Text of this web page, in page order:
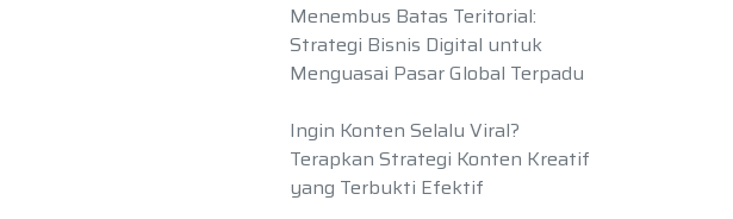
Menembus Batas Teritorial:
Strategi Bisnis Digital untuk
Menguasai Pasar Global Terpadu
Ingin Konten Selalu Viral?
Terapkan Strategi Konten Kreatif
yang Terbukti Efektif